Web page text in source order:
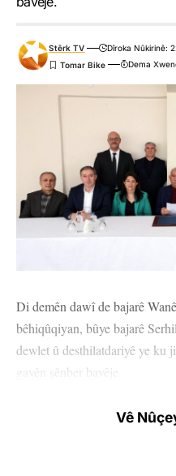
Stêrk TV
Dîroka Nûkirinê:
Dema
Di demên dawî de bajarê
bêhiqûqiyan, bûye bajarê
dewlet û desthilatdariyê ye ku
gavên şênber bavêje.
Serokê Giştî yê MHP’ê
meclîsê çû cem koma DEM
Vê